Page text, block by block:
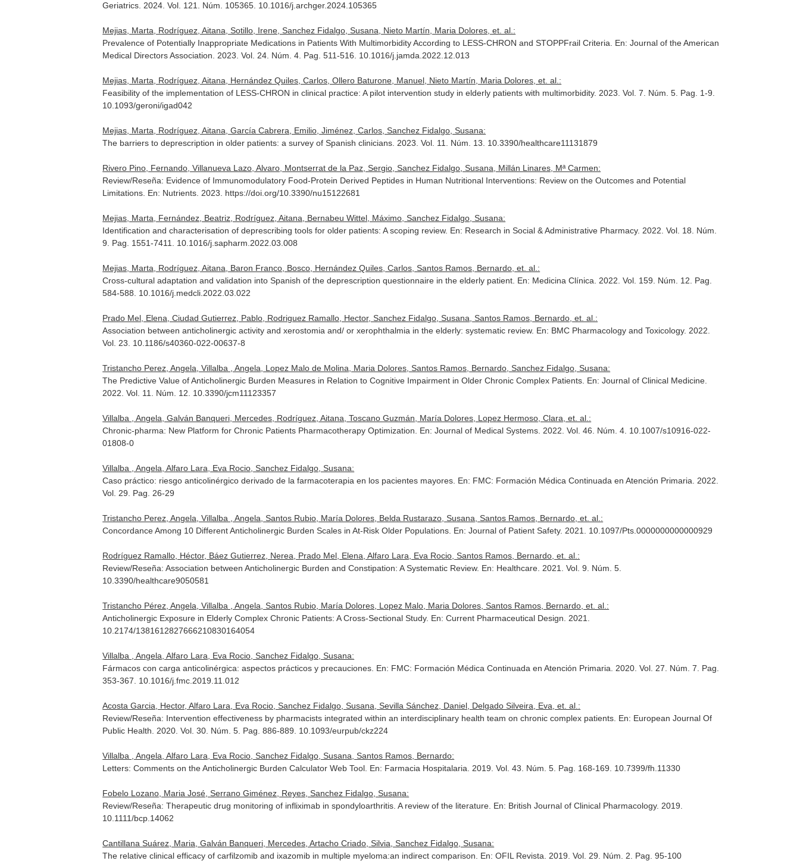
Geriatrics . 2024. Vol. 121. Núm. 105365. 10.1016/j.archger.2024.105365
Mejias, Marta, Rodríguez, Aitana, Sotillo, Irene, Sanchez Fidalgo, Susana, Nieto Martín, Maria Dolores, et. al.:
Prevalence of Potentially Inappropriate Medications in Patients With Multimorbidity According to LESS-CHRON and STOPPFrail Criteria. En: Journal of the American
Medical Directors Association . 2023. Vol. 24. Núm. 4. Pag. 511-516. 10.1016/j.jamda.2022.12.013
Mejias, Marta, Rodríguez, Aitana, Hernández Quiles, Carlos, Ollero Baturone, Manuel, Nieto Martín, Maria Dolores, et. al.:
Feasibility of the implementation of LESS-CHRON in clinical practice: A pilot intervention study in elderly patients with multimorbidity. 2023. Vol. 7. Núm. 5. Pag. 1-9.
10.1093/geroni/igad042
Mejias, Marta, Rodríguez, Aitana, García Cabrera, Emilio, Jiménez, Carlos, Sanchez Fidalgo, Susana:
The barriers to deprescription in older patients: a survey of Spanish clinicians. 2023. Vol. 11. Núm. 13. 10.3390/healthcare11131879
Rivero Pino, Fernando, Villanueva Lazo, Alvaro, Montserrat de la Paz, Sergio, Sanchez Fidalgo, Susana, Millán Linares, Mª Carmen:
Review/Reseña: Evidence of Immunomodulatory Food-Protein Derived Peptides in Human Nutritional Interventions: Review on the Outcomes and Potential
Limitations. En: Nutrients . 2023. https://doi.org/10.3390/nu15122681
Mejias, Marta, Fernández, Beatriz, Rodríguez, Aitana, Bernabeu Wittel, Máximo, Sanchez Fidalgo, Susana:
Identification and characterisation of deprescribing tools for older patients: A scoping review. En: Research in Social & Administrative Pharmacy. 2022. Vol. 18. Núm.
9. Pag. 1551-7411. 10.1016/j.sapharm.2022.03.008
Mejias, Marta, Rodríguez, Aitana, Baron Franco, Bosco, Hernández Quiles, Carlos, Santos Ramos, Bernardo, et. al.:
Cross-cultural adaptation and validation into Spanish of the deprescription questionnaire in the elderly patient. En: Medicina Clínica . 2022. Vol. 159. Núm. 12. Pag.
584-588. 10.1016/j.medcli.2022.03.022
Prado Mel, Elena, Ciudad Gutierrez, Pablo, Rodriguez Ramallo, Hector, Sanchez Fidalgo, Susana, Santos Ramos, Bernardo, et. al.:
Association between anticholinergic activity and xerostomia and/ or xerophthalmia in the elderly: systematic review. En: BMC Pharmacology and Toxicology. 2022.
Vol. 23. 10.1186/s40360-022-00637-8
Tristancho Perez, Angela, Villalba , Angela, Lopez Malo de Molina, Maria Dolores, Santos Ramos, Bernardo, Sanchez Fidalgo, Susana:
The Predictive Value of Anticholinergic Burden Measures in Relation to Cognitive Impairment in Older Chronic Complex Patients. En: Journal of Clinical Medicine
2022. Vol. 11. Núm. 12. 10.3390/jcm11123357
Villalba , Angela, Galván Banqueri, Mercedes, Rodríguez, Aitana, Toscano Guzmán, María Dolores, Lopez Hermoso, Clara, et. al.:
Chronic-pharma: New Platform for Chronic Patients Pharmacotherapy Optimization. En: Journal of Medical Systems . 2022. Vol. 46. Núm. 4. 10.1007/s10916-022-
01808-0
Villalba , Angela, Alfaro Lara, Eva Rocio, Sanchez Fidalgo, Susana:
Caso práctico: riesgo anticolinérgico derivado de la farmacoterapia en los pacientes mayores. En: FMC: Formación Médica Continuada en Atención Primaria . 2022.
Vol. 29. Pag. 26-29
Tristancho Perez, Angela, Villalba , Angela, Santos Rubio, María Dolores, Belda Rustarazo, Susana, Santos Ramos, Bernardo, et. al.:
Concordance Among 10 Different Anticholinergic Burden Scales in At-Risk Older Populations. En: Journal of Patient Safety. 2021. 10.1097/Pts.0000000000000929
Rodríguez Ramallo, Héctor, Báez Gutierrez, Nerea, Prado Mel, Elena, Alfaro Lara, Eva Rocio, Santos Ramos, Bernardo, et. al.:
Review/Reseña: Association between Anticholinergic Burden and Constipation: A Systematic Review. En: Healthcare . 2021. Vol. 9. Núm. 5.
10.3390/healthcare9050581
Tristancho Pérez, Angela, Villalba , Angela, Santos Rubio, María Dolores, Lopez Malo, Maria Dolores, Santos Ramos, Bernardo, et. al.:
Anticholinergic Exposure in Elderly Complex Chronic Patients: A Cross-Sectional Study. En: Current Pharmaceutical Design . 2021.
10.2174/1381612827666210830164054
Villalba , Angela, Alfaro Lara, Eva Rocio, Sanchez Fidalgo, Susana:
Fármacos con carga anticolinérgica: aspectos prácticos y precauciones. En: FMC: Formación Médica Continuada en Atención Primaria . 2020. Vol. 27. Núm. 7. Pag.
353-367. 10.1016/j.fmc.2019.11.012
Acosta Garcia, Hector, Alfaro Lara, Eva Rocio, Sanchez Fidalgo, Susana, Sevilla Sánchez, Daniel, Delgado Silveira, Eva, et. al.:
Review/Reseña: Intervention effectiveness by pharmacists integrated within an interdisciplinary health team on chronic complex patients. En: European Journal Of
Public Health . 2020. Vol. 30. Núm. 5. Pag. 886-889. 10.1093/eurpub/ckz224
Villalba , Angela, Alfaro Lara, Eva Rocio, Sanchez Fidalgo, Susana, Santos Ramos, Bernardo:
Letters: Comments on the Anticholinergic Burden Calculator Web Tool. En: Farmacia Hospitalaria . 2019. Vol. 43. Núm. 5. Pag. 168-169. 10.7399/fh.11330
Fobelo Lozano, Maria José, Serrano Giménez, Reyes, Sanchez Fidalgo, Susana:
Review/Reseña: Therapeutic drug monitoring of infliximab in spondyloarthritis. A review of the literature. En: British Journal of Clinical Pharmacology. 2019.
10.1111/bcp.14062
Cantillana Suárez, Maria, Galván Banqueri, Mercedes, Artacho Criado, Silvia, Sanchez Fidalgo, Susana:
The relative clinical efficacy of carfilzomib and ixazomib in multiple myeloma:an indirect comparison. En: OFIL Revista . 2019. Vol. 29. Núm. 2. Pag. 95-100